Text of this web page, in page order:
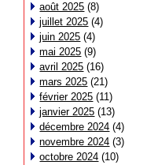
août 2025 (8)
juillet 2025 (4)
juin 2025 (4)
mai 2025 (9)
avril 2025 (16)
mars 2025 (21)
février 2025 (11)
janvier 2025 (13)
décembre 2024 (4)
novembre 2024 (3)
octobre 2024 (10)